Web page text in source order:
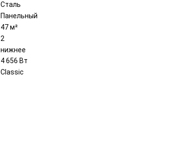
Сталь
Панельный
47 м²
2
нижнее
4 656 Вт
Classic